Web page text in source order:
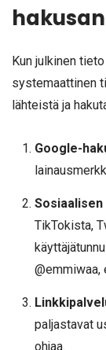
Kun julkinen
systemaattinen
lähteistä ja
Google-
Sosiaalisen
TikTokista,
@emmiwaa,
paljastavat
ohjaa.